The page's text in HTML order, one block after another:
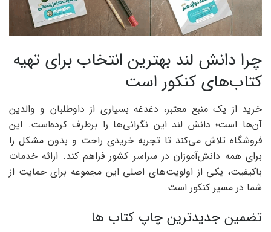
چرا دانش لند بهترین انتخاب برای تهیه
کتاب‌های کنکور است
خرید از یک منبع معتبر، دغدغه بسیاری از داوطلبان و والدین
آن‌ها است؛ دانش لند این نگرانی‌ها را برطرف کرده‌است. این
فروشگاه تلاش می‌کند تا تجربه خریدی راحت و بدون مشکل را
برای همه دانش‌آموزان در سراسر کشور فراهم کند. ارائه خدمات
باکیفیت، یکی از اولویت‌های اصلی این مجموعه برای حمایت از
شما در مسیر کنکور است.
تضمین جدیدترین چاپ کتاب ها